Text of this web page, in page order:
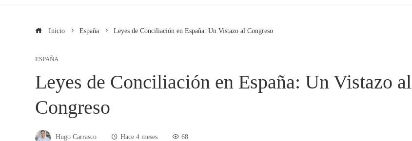
Inicio España Leyes de Conciliación en España: Un Vistazo al Congreso
ESPAÑA
Leyes de Conciliación en España: Un Vistazo al
Congreso
Hugo Carrasco Hace 4 meses 68